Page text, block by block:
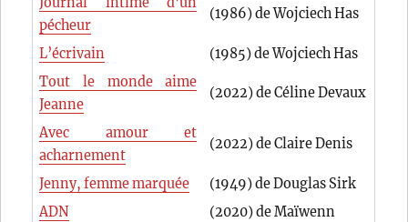
pécheur
(1986) de Wojciech Has
L’écrivain
(1985) de Wojciech Has
Tout le monde aime
Jeanne
(2022) de Céline Devaux
Avec amour et
acharnement
(2022) de Claire Denis
Jenny, femme marquée
(1949) de Douglas Sirk
ADN
(2020) de Maïwenn